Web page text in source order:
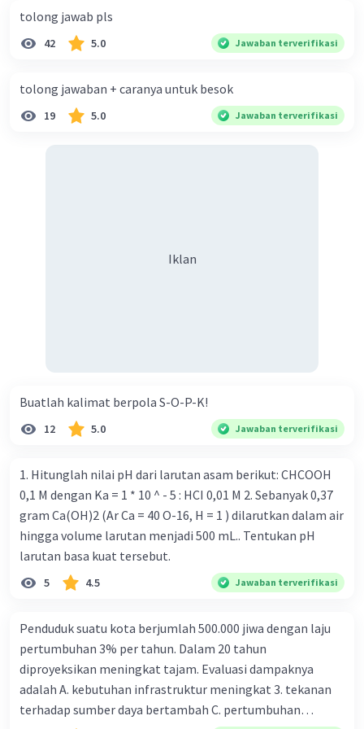
tolong jawab pls
42 5.0 Jawaban terverifikasi
tolong jawaban + caranya untuk besok
19 5.0 Jawaban terverifikasi
Iklan
Buatlah kalimat berpola S-O-P-K!
12 5.0 Jawaban terverifikasi
1. Hitunglah nilai pH dari larutan asam berikut: CHCOOH
0,1 M dengan Ka = 1 * 10 ^ - 5 : HCI 0,01 M 2. Sebanyak 0,37
gram Ca(OH)2 (Ar Ca = 40 O-16, H = 1 ) dilarutkan dalam air
hingga volume larutan menjadi 500 mL.. Tentukan pH
larutan basa kuat tersebut.
5 4.5 Jawaban terverifikasi
Penduduk suatu kota berjumlah 500.000 jiwa dengan laju
pertumbuhan 3% per tahun. Dalam 20 tahun
diproyeksikan meningkat tajam. Evaluasi dampaknya
adalah A. kebutuhan infrastruktur meningkat 3. tekanan
terhadap sumber daya bertambah C. pertumbuhan